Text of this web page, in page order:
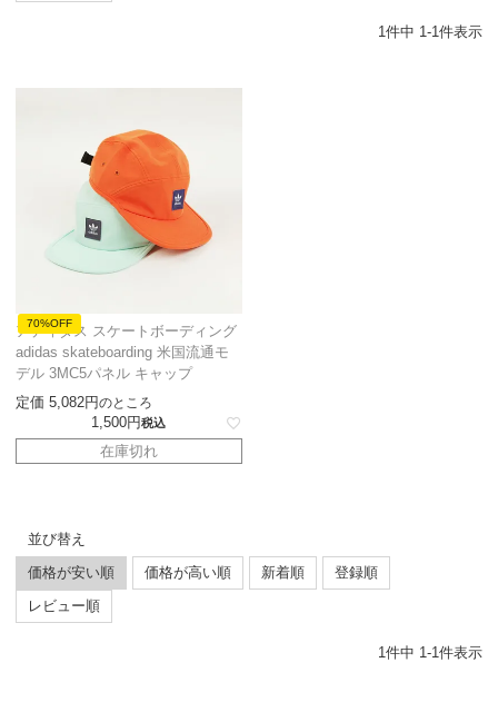
1件中 1-1件表示
70%OFF
アディダス スケートボーディング
adidas skateboarding 米国流通モ
デル 3MC5パネル キャップ
定価 5,082 のところ
1,500 税込
在庫切れ
並び替え
価格が安い順
価格が高い順 新着順
登録順
レビュー順
1 件中 1 -1 件表示